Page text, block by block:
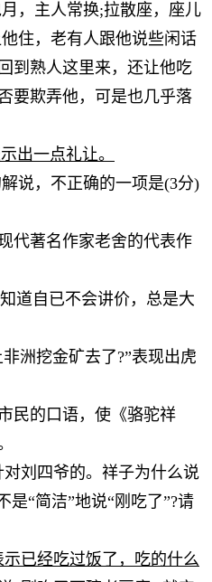
，主人常换;拉散座，座儿
住，老有人跟他说些闲话
到熟人这里来，还让他吃
要欺弄他，可是也几乎落
出一点礼让。
说，不正确的一项是(3分)
代著名作家老舍的代表作
道自已不会讲价，总是大
洲挖金矿去了?”表现出虎
民的口语，使《骆驼祥
对刘四爷的。祥子为什么说
是“简洁”地说“刚吃了”?请
示已经吃过饭了，吃的什么